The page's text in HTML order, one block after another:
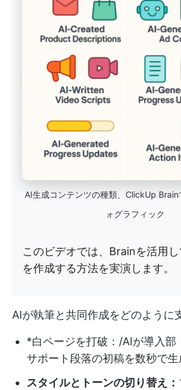
AI生成コンテンツの種類、ClickUp Brain
ォグラフィック
このビデオでは、Brainを活用
を作成する方法を実演します。
AIが執筆と共同作成をどのように
*白ページを打破：/AIが導入部
サポート段落の初稿を数秒で生
スタイルとトーンの切り替え：